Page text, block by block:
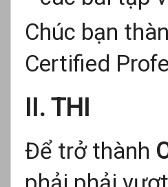
Chúc bạn
Certified
II. THI
Để trở thành